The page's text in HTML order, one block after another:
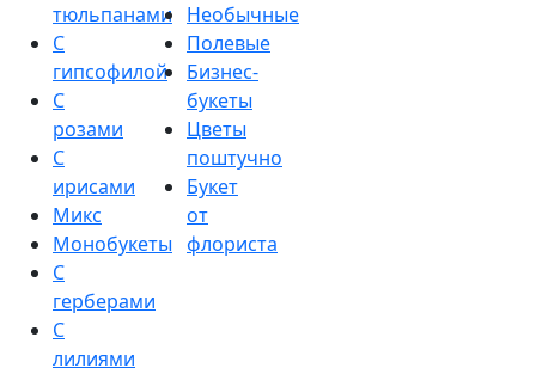
тюльпанами
С
гипсофилой
С
розами
С
ирисами
Микс
Монобукеты
С
герберами
С
лилиями
Необычные
Полевые
Бизнес-
букеты
Цветы
поштучно
Букет
от
флориста